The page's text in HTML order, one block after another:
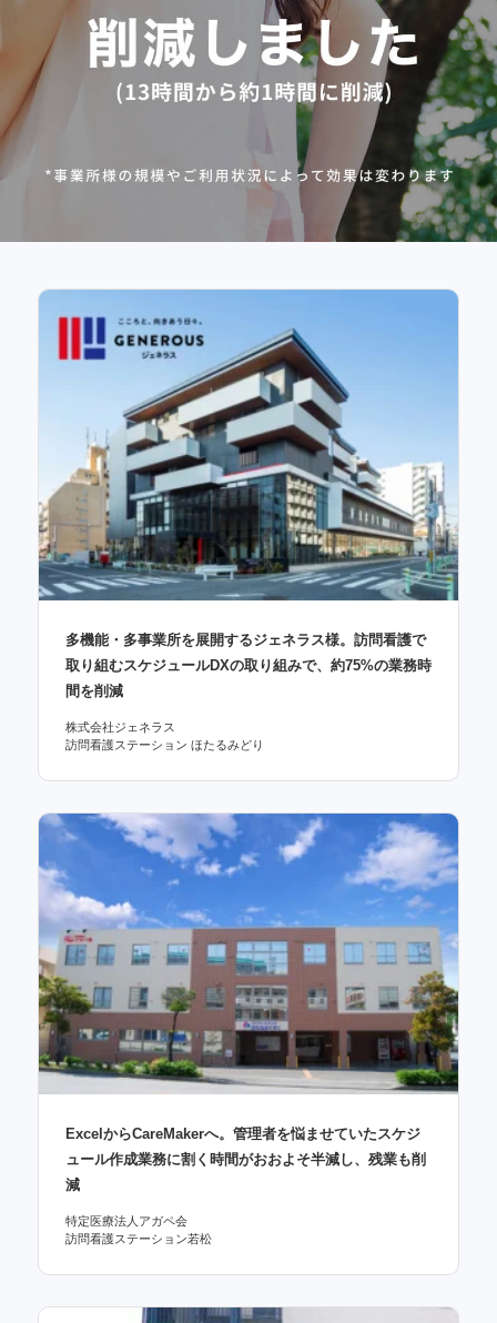
多機能・多事業所を展開するジェネラス様。訪問看護で
取り組むスケジュールDXの取り組みで、約75%の業務時
間を削減
株式会社ジェネラス
訪問看護ステーション ほたるみどり
ExcelからCareMakerへ。管理者を悩ませていたスケジ
ュール作成業務に割く時間がおおよそ半減し、残業も削
減
特定医療法人アガペ会
訪問看護ステーション若松